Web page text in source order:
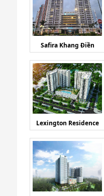
Safira Khang Điền
Lexington Residence